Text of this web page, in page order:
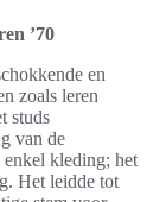
’70
en
zoals leren
studs
van de
enkel kleding; het
Het leidde tot